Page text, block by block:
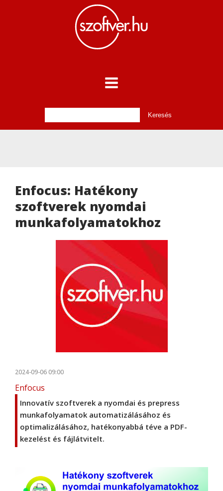
Enfocus: Hatékony
szoftverek nyomdai
munkafolyamatokhoz
2024-09-06 09:00
Enfocus
Innovatív szoftverek a nyomdai és prepress
munkafolyamatok automatizálásához és
optimalizálásához, hatékonyabbá téve a PDF-
kezelést és fájlátvitelt.